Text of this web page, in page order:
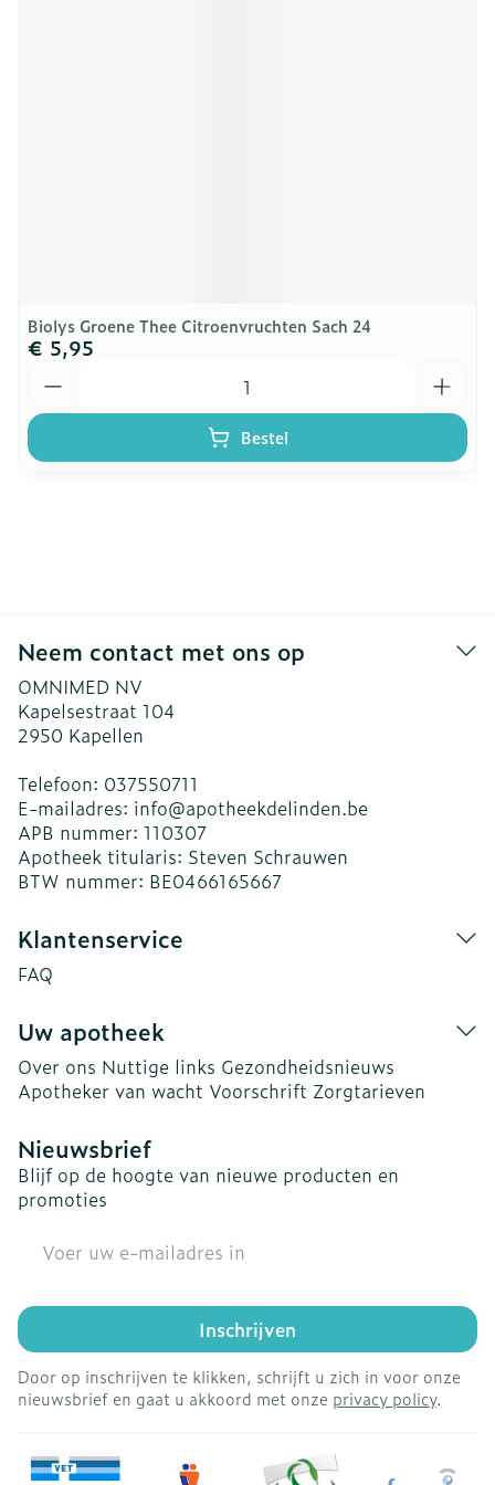
Biolys Groene Thee Citroenvruchten Sach 24
€ 5,95
Bestel
Neem contact met ons op
OMNIMED NV
Kapelsestraat 104
2950 Kapellen
Telefoon: 037550711
E-mailadres: info@apotheekdelinden.be
APB nummer: 110307
Apotheek titularis: Steven Schrauwen
BTW nummer: BE0466165667
Klantenservice
FAQ
Uw apotheek
Over ons Nuttige links Gezondheidsnieuws
Apotheker van wacht Voorschrift Zorgtarieven
Nieuwsbrief
Blijf op de hoogte van nieuwe producten en
promoties
Inschrijven
Door op inschrijven te klikken, schrijft u zich in voor onze
nieuwsbrief en gaat u akkoord met onze privacy policy.